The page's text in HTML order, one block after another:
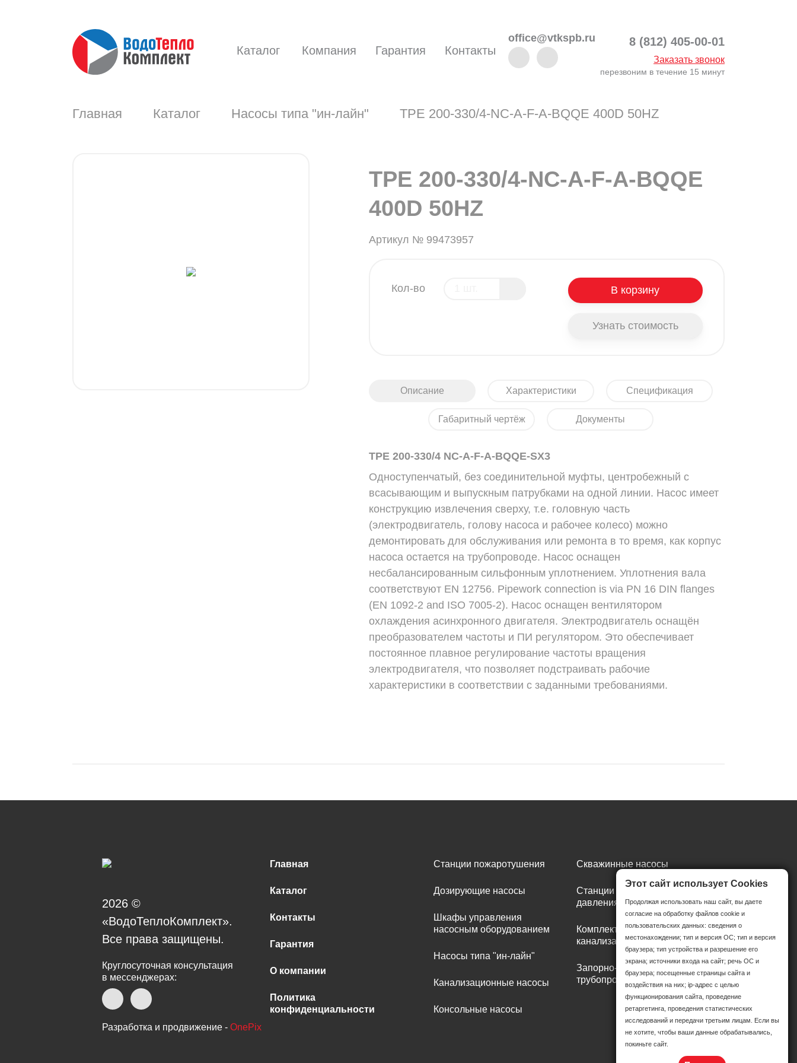
Каталог Компания Гарантия Контакты
office@vtkspb.ru 8 (812) 405-00-01
Заказать звонок
перезвоним в течение 15 минут
Главная Каталог Насосы типа "ин-лайн" TPE 200-330/4-NC-A-F-A-BQQE 400D 50HZ
TPE 200-330/4-NC-A-F-A-BQQE
400D 50HZ
Артикул № 99473957
Кол-во В корзину
Узнать стоимость
Описание Характеристики Спецификация
Габаритный чертёж Документы
TPE 200-330/4 NC-A-F-A-BQQE-SX3
Одноступенчатый, без соединительной муфты, центробежный с
всасывающим и выпускным патрубками на одной линии. Насос имеет
конструкцию извлечения сверху, т.е. головную часть
(электродвигатель, голову насоса и рабочее колесо) можно
демонтировать для обслуживания или ремонта в то время, как корпус
насоса остается на трубопроводе. Насос оснащен
несбалансированным сильфонным уплотнением. Уплотнения вала
соответствуют EN 12756. Pipework connection is via PN 16 DIN flanges
(EN 1092-2 and ISO 7005-2). Насос оснащен вентилятором
охлаждения асинхронного двигателя. Электродвигатель оснащён
преобразователем частоты и ПИ регулятором. Это обеспечивает
постоянное плавное регулирование частоты вращения
электродвигателя, что позволяет подстраивать рабочие
характеристики в соответствии с заданными требованиями.
2026 ©
«ВодоТеплоКомплект».
Все права защищены.
Круглосуточная консультация
в мессенджерах:
Разработка и продвижение - OnePix
Главная
Каталог
Контакты
Гарантия
О компании
Политика
конфиденциальности
Станции пожаротушения
Дозирующие насосы
Шкафы управления
насосным оборудованием
Насосы типа "ин-лайн"
Канализационные насосы
Консольные насосы
Скважинные насосы
Станции повышения
давления
Комплектные
канализационные станции
Запорно-регулирующая
трубопроводная арматура
Этот сайт использует Cookies
Продолжая использовать наш сайт, вы даете
согласие на обработку файлов cookie и
пользовательских данных: сведения о
местонахождении; тип и версия ОС; тип и версия
браузера; тип устройства и разрешение его
экрана; источники входа на сайт; речь ОС и
браузера; посещенные страницы сайта и
воздействия на них; ip-адрес с целью
функционирования сайта, проведение
ретаргетинга, проведения статистических
исследований и передачи третьим лицам. Если вы
не хотите, чтобы ваши данные обрабатывались,
покиньте сайт.